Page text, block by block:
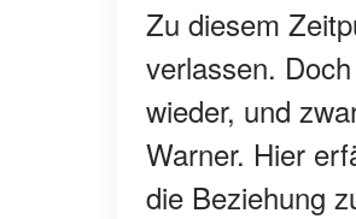
Zu diesem
verlassen.
wieder, und
Warner. Hier
die Beziehung